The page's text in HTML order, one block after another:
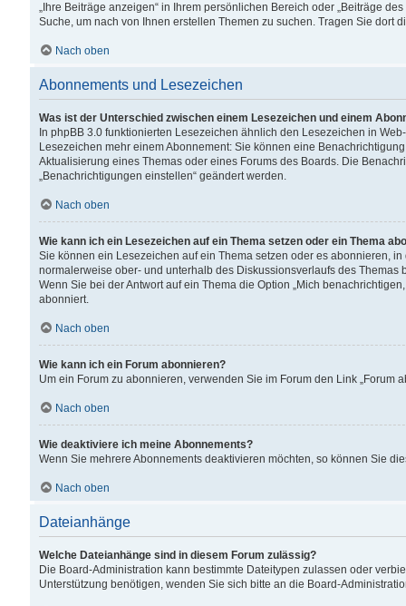
„Ihre Beiträge anzeigen“ in Ihrem persönlichen Bereich oder „Beiträge
Suche, um nach von Ihnen erstellen Themen zu suchen. Tragen Sie dort
Nach oben
Abonnements und Lesezeichen
Was ist der Unterschied zwischen einem Lesezeichen und einem
In phpBB 3.0 funktionierten Lesezeichen ähnlich den Lesezeichen in
Lesezeichen mehr einem Abonnement: Sie können eine
Aktualisierung eines Themas oder eines Forums des Boards. Die
„Benachrichtigungen einstellen“ geändert werden.
Nach oben
Wie kann ich ein Lesezeichen auf ein Thema setzen oder ein Thema
Sie können ein Lesezeichen auf ein Thema setzen oder es abonnieren,
normalerweise ober- und unterhalb des Diskussionsverlaufs des Themas
Wenn Sie bei der Antwort auf ein Thema die Option „Mich
abonniert.
Nach oben
Wie kann ich ein Forum abonnieren?
Um ein Forum zu abonnieren, verwenden Sie im Forum den Link „Forum
Nach oben
Wie deaktiviere ich meine Abonnements?
Wenn Sie mehrere Abonnements deaktivieren möchten, so können Sie
Nach oben
Dateianhänge
Welche Dateianhänge sind in diesem Forum zulässig?
Die Board-Administration kann bestimmte Dateitypen zulassen oder
Unterstützung benötigen, wenden Sie sich bitte an die Board-